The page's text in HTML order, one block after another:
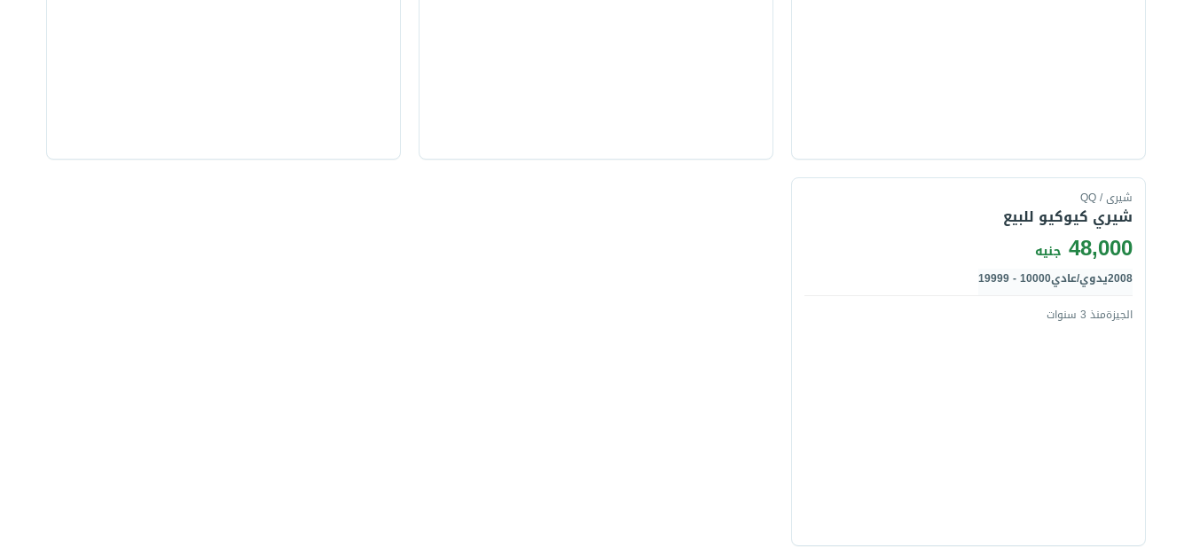
شيرى / QQ
شيري كيوكيو للبيع
48,000 جنيه
2008يدوي/عادي10000 - 19999
الجيزةمنذ 3 سنوات